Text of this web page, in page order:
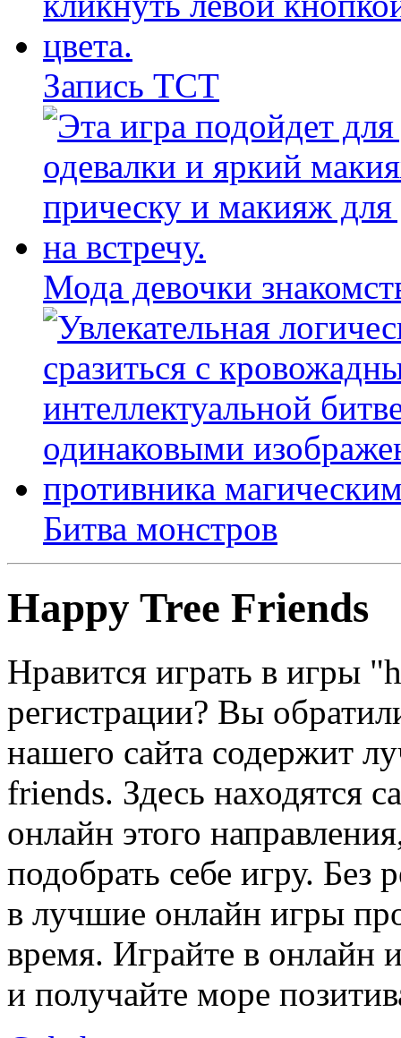
Запись ТСТ
Мода девочки
Битва монстров
Happy Tree Friends
Нравится играть в игры
регистрации? Вы
нашего сайта содержит
friends. Здесь находятся
онлайн этого
подобрать себе игру. Без
в лучшие онлайн игры
время. Играйте в онлайн
и получайте море